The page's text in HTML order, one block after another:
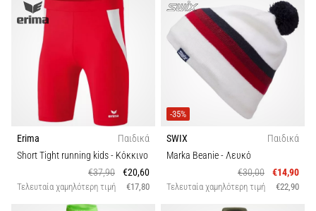
Erima
Παιδικά
Short Tight running kids- Κόκκινο
€37,90
€20,60
Τελευταία χαμηλότερη τιμή €17,80
-35%
SWIX
Παιδικά
Marka Beanie- Λευκό
€30,00
€14,90
Τελευταία χαμηλότερη τιμή €22,90